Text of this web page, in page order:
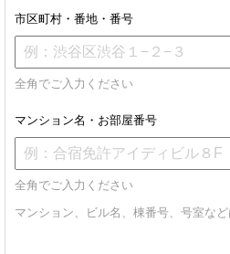
市区町村・番地・番号
全角でご入力ください
マンション名・お部屋番号
全角でご入力ください
マンション、ビル名、棟番号、号室など